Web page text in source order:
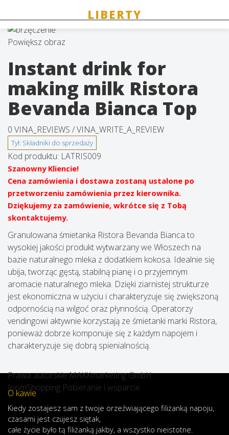
Powiększ obraz
Instant drink for
making milk Ristora
Bevanda Bianca Top
0 VINA_REVIEWS /VINA_WRITE_A_REVIEW
Kod produktu: LATRIS009
Szanowny Kliencie!
Cena zamówienia i dostawa zostaną ustalone po
przetworzeniu zamówienia przez kierownika.
Dziękujemy za zamówienie, wkrótce się z Tobą
skontaktujemy.
Granulowana śmietanka Ristora Bevanda Bianca to
wysokiej jakości produkt wytwarzany we Włoszech na
bazie naturalnego mleka z dodatkiem kokosa. Idealnie się
ubija, tworząc gęstą, stabilną pianę i o przyjemnym
aromacie naturalnego mleka. Dzięki ziarnistej strukturze
jest ekonomiczna w użyciu i charakteryzuje się zwiększoną
odpornością na wilgoć oraz płynnością. Operatorzy
vendingowi aktywnie korzystają ze śmietanki marki Ristora,
ponieważ dobrze komponuje się z każdym napojem i
charakteryzuje się dobrą spienialnością.
Prawa autorskie MAXXmarketing GmbH
JoomShopping Pobieranie i wsparcie
O kawie
Kiedy zostajesz sam z twoje orzeźwiającego filiżanką napoju,
czasami jest czujesz siętak,
całe życie było tą filiżanką jakby, a wszystko nieistotne.